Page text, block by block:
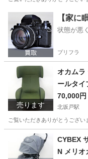
坂戸市 北坂戸駅
【家に
状態が悪
プリフラ
売ります
オカムラ
ールタイプ
KY5 2023
70,000円
北坂戸駅
ご覧いただきありがとうござ
坂戸市 北坂戸駅
CYBEX
N メリオ